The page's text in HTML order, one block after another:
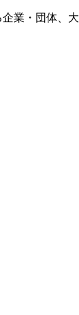
業・団体、大